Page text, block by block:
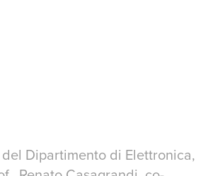
Dipartimento di Elettronica,